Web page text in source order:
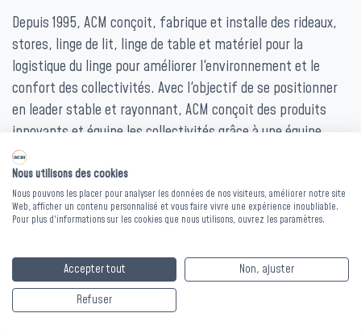
Depuis 1995, ACM conçoit, fabrique et installe des rideaux,
stores, linge de lit, linge de table et matériel pour la
logistique du linge pour améliorer l'environnement et le
confort des collectivités. Avec l'objectif de se positionner
en leader stable et rayonnant, ACM conçoit des produits
innovants et équipe les collectivités grâce à une équipe
dynamique et dévouée.
Portée par des valeurs fortes et des objectifs ambitieux,
l’entreprise connait une croissance constante depuis de
Le poste :
Dans le cadre de notre développement, nous recherchons
Nous utilisons des cookies
Nous pouvons les placer pour analyser les données de nos visiteurs, améliorer notre site
Web, afficher un contenu personnalisé et vous faire vivre une expérience inoubliable.
Pour plus d'informations sur les cookies que nous utilisons, ouvrez les paramètres.
Accepter tout
Non, ajuster
Refuser